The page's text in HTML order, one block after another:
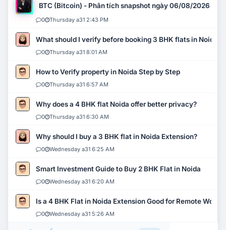
BTC (Bitcoin) - Phân tích snapshot ngày 06/08/2026
0 Thursday a31 2:43 PM
What should I verify before booking 3 BHK flats in Noida?
0 Thursday a31 8:01 AM
How to Verify property in Noida Step by Step
0 Thursday a31 6:57 AM
Why does a 4 BHK flat Noida offer better privacy?
0 Thursday a31 6:30 AM
Why should I buy a 3 BHK flat in Noida Extension?
0 Wednesday a31 6:25 AM
Smart Investment Guide to Buy 2 BHK Flat in Noida
0 Wednesday a31 6:20 AM
Is a 4 BHK Flat in Noida Extension Good for Remote Work?
0 Wednesday a31 5:26 AM